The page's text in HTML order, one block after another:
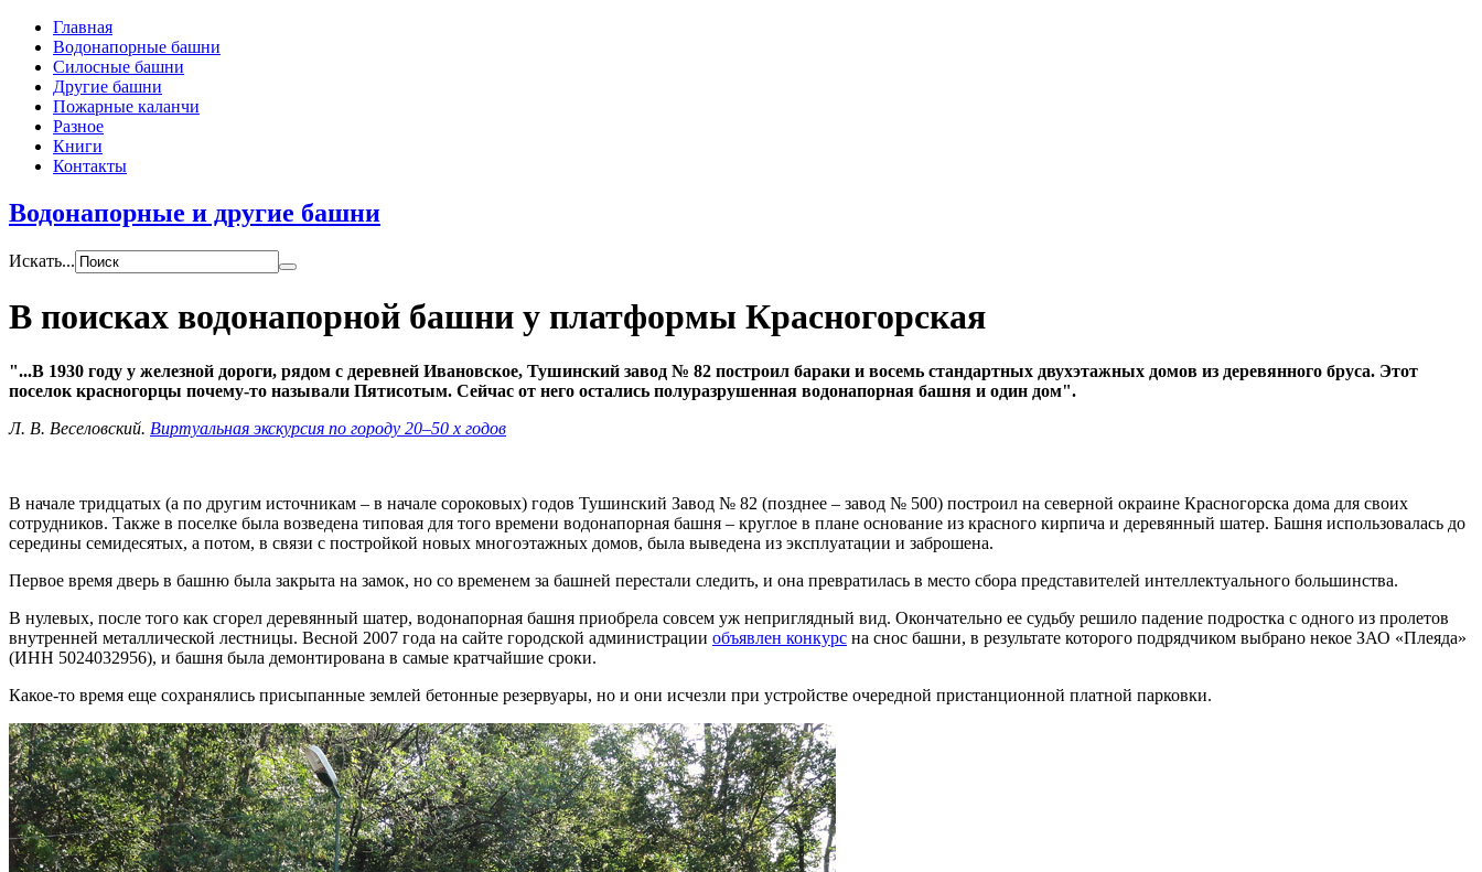
Главная
Водонапорные башни
Силосные башни
Другие башни
Пожарные каланчи
Разное
Книги
Контакты
Водонапорные и другие башни
Искать...
В поисках водонапорной башни у платформы Красногорская
...В 1930 году у железной дороги, рядом с деревней Ивановское, Тушинский завод № 82 построил бараки и восемь стандартных двухэтажных домов из деревянного бруса. Этот
поселок красногорцы почему-то называли Пятисотым. Сейчас от него остались полуразрушенная водонапорная башня и один дом .
Л. В. Веселовский. Виртуальная экскурсия по городу 20–50 х годов
В начале тридцатых (а по другим источникам – в начале сороковых) годов Тушинский Завод № 82 (позднее – завод № 500) построил на северной окраине Красногорска дома для своих
сотрудников. Также в поселке была возведена типовая для того времени водонапорная башня – круглое в плане основание из красного кирпича и деревянный шатер. Башня использовалась до
середины семидесятых, а потом, в связи с постройкой новых многоэтажных домов, была выведена из эксплуатации и заброшена.
Первое время дверь в башню была закрыта на замок, но со временем за башней перестали следить, и она превратилась в место сбора представителей интеллектуального большинства.
В нулевых, после того как сгорел деревянный шатер, водонапорная башня приобрела совсем уж неприглядный вид. Окончательно ее судьбу решило падение подростка с одного из пролетов
внутренней металлической лестницы. Весной 2007 года на сайте городской администрации объявлен конкурс на снос башни, в результате которого подрядчиком выбрано некое ЗАО «Плеяда»
(ИНН 5024032956), и башня была демонтирована в самые кратчайшие сроки.
Какое-то время еще сохранялись присыпанные землей бетонные резервуары, но и они исчезли при устройстве очередной пристанционной платной парковки.